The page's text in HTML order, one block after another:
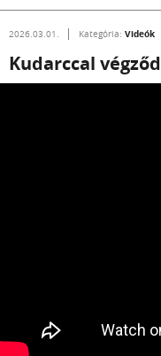
2026.03.01. Kategória: Videók
Kudarccal